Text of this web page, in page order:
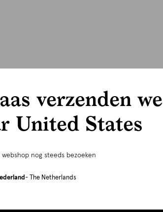
verzenden
United States
nog steeds bezoeken
- The Netherlands